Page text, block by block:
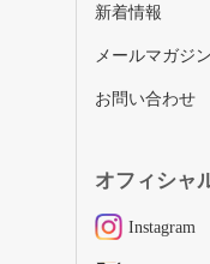
新着情報
メールマガジ
お問い合わせ
オフィシャ
Instagram